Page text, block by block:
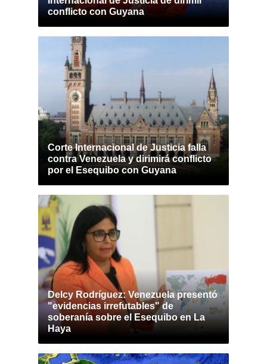
conflicto con Guyana
Corte Internacional de Justicia falla
contra Venezuela y dirimirá conflicto
por el Esequibo con Guyana
Delcy Rodríguez: Venezuela presentó
"evidencias irrefutables" de
soberanía sobre el Esequibo en La
Haya